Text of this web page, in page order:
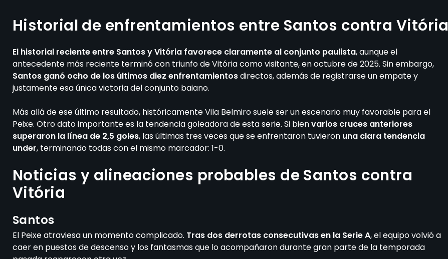
Historial de enfrentamientos entre Santos contra Vitória
El historial reciente entre Santos y Vitória favorece claramente al conjunto paulista, aunque el
antecedente más reciente terminó con triunfo de Vitória como visitante, en octubre de 2025. Sin embargo,
Santos ganó ocho de los últimos diez enfrentamientosdirectos, además de registrarse un empate y
justamente esa única victoria del conjunto baiano.
Más allá de ese último resultado, históricamente Vila Belmiro suele ser un escenario muy favorable para el
Peixe. Otro dato importante es la tendencia goleadora de esta serie. Si bienvarios cruces anteriores
superaron la línea de 2,5 goles, las últimas tres veces que se enfrentaron tuvieron una clara tendencia
under, terminando todas con el mismo marcador: 1-0.
Noticias y alineaciones probables de Santos contra
Vitória
Santos
El Peixe atraviesa un momento complicado. Tras dos derrotas consecutivas en la Serie A, el equipo volvió a
caer en puestos de descenso y los fantasmas que lo acompañaron durante gran parte de la temporada